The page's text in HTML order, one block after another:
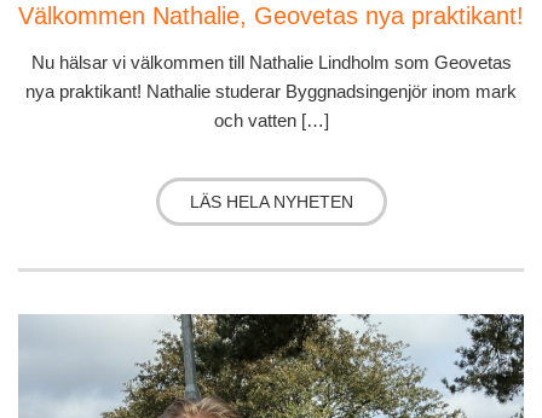
Välkommen Nathalie, Geovetas nya praktikant!
Nu hälsar vi välkommen till Nathalie Lindholm som Geovetas
nya praktikant! Nathalie studerar Byggnadsingenjör inom mark
och vatten […]
LÄS HELA NYHETEN